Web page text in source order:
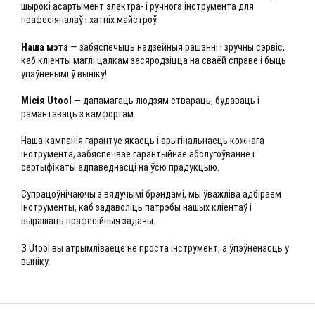
шырокі асартымент электра- і ручнога інструмента для
прафесіяналаў і хатніх майстроў.
Наша мэта — забяспечыць надзейныя рашэнні і зручны сэрвіс,
каб кліенты маглі цалкам засяродзіцца на сваёй справе і быць
упэўненымі ў выніку!
Місія Utool — дапамагаць людзям ствараць, будаваць і
рамантаваць з камфортам.
Наша кампанія гарантуе якасць і арыгінальнасць кожнага
інструмента, забяспечвае гарантыйнае абслугоўванне і
сертыфікаты адпаведнасці на ўсю прадукцыю.
Супрацоўнічаючы з вядучымі брэндамі, мы ўважліва адбіраем
інструменты, каб задаволіць патрэбы нашых кліентаў і
вырашаць прафесійныя задачы.
З Utool вы атрымліваеце не проста інструмент, а ўпэўненасць у
выніку.